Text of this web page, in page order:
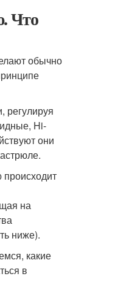
Что
обычно
регулируя
Hi-
они
происходит
на
ниже).
какие
в